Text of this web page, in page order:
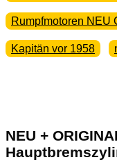
Rumpfmotoren NEU
Kapitän vor 1958
NEU +